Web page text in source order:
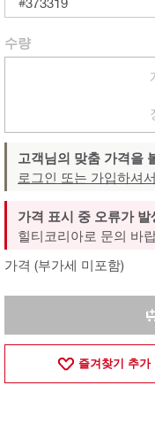
수량
고객님의 맞춤 가격을
로그인 또는 가입하셔서
가격 (부가세 미포함)
가격 표시 중 오류가
힐티코리아로 문의 바
즐겨찾기 추가